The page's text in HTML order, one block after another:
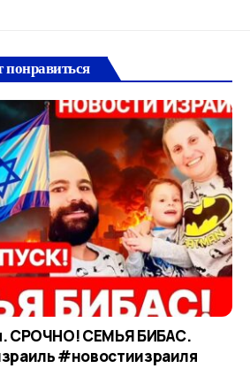
СРОЧНО! СЕМЬЯ БИБАС.
#новостиизраиля